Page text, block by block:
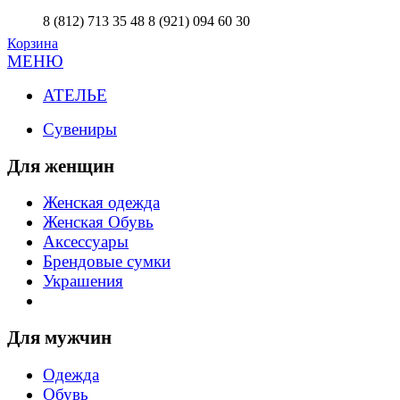
8 (812) 713 35 48 8 (921) 094 60 30
Корзина
МЕНЮ
АТЕЛЬЕ
Сувениры
Для женщин
Женская одежда
Женская Обувь
Аксессуары
Брендовые сумки
Украшения
Для мужчин
Одежда
Обувь